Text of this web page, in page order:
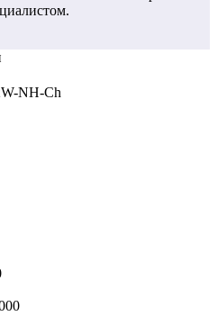
NH-Ch